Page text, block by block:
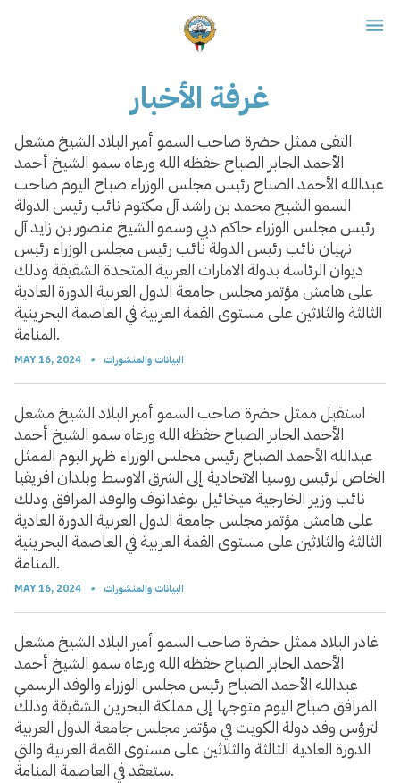
غرفة الأخبار
التقى ممثل حضرة صاحب السمو أمير البلاد الشيخ مشعل
الأحمد الجابر الصباح حفظه الله ورعاه سمو الشيخ أحمد
عبدالله الأحمد الصباح رئيس مجلس الوزراء صباح اليوم صاحب
السمو الشيخ محمد بن راشد آل مكتوم نائب رئيس الدولة
رئيس مجلس الوزراء حاكم دبي وسمو الشيخ منصور بن زايد آل
نهيان نائب رئيس الدولة نائب رئيس مجلس الوزراء رئيس
ديوان الرئاسة بدولة الامارات العربية المتحدة الشقيقة وذلك
على هامش مؤتمر مجلس جامعة الدول العربية الدورة العادية
الثالثة والثلاثين على مستوى القمة العربية في العاصمة البحرينية
المنامة.
MAY 16, 2024 • البيانات والمنشورات
استقبل ممثل حضرة صاحب السمو أمير البلاد الشيخ مشعل
الأحمد الجابر الصباح حفظه الله ورعاه سمو الشيخ أحمد
عبدالله الأحمد الصباح رئيس مجلس الوزراء ظهر اليوم الممثل
الخاص لرئيس روسيا الاتحادية إلى الشرق الاوسط وبلدان افريقيا
نائب وزير الخارجية ميخائيل بوغدانوف والوفد المرافق وذلك
على هامش مؤتمر مجلس جامعة الدول العربية الدورة العادية
الثالثة والثلاثين على مستوى القمة العربية في العاصمة البحرينية
المنامة.
MAY 16, 2024 • البيانات والمنشورات
غادر البلاد ممثل حضرة صاحب السمو أمير البلاد الشيخ مشعل
الأحمد الجابر الصباح حفظه الله ورعاه سمو الشيخ أحمد
عبدالله الأحمد الصباح رئيس مجلس الوزراء والوفد الرسمي
المرافق صباح اليوم متوجها إلى مملكة البحرين الشقيقة وذلك
لترؤس وفد دولة الكويت في مؤتمر مجلس جامعة الدول العربية
الدورة العادية الثالثة والثلاثين على مستوى القمة العربية والتي
ستعقد في العاصمة المنامة.